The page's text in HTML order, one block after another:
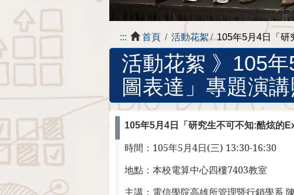
::: 首頁 活動花絮 105年5月4日「研
活動花絮 》 105
圖表達」專題演
105年5月4日「研究生不可不知:酷炫的
時間：105年5月4日(三) 13:30-16:30
地點：本校電算中心四樓7403教室
主講：電信學院高雄所管理暨行銷學系